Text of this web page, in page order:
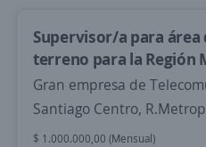
Supervisor/a para área
terreno para la Región
Gran empresa de
Santiago Centro,
$ 1.000.000,00 (Mensual)